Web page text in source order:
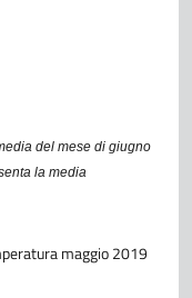
del mese di giugno
la media